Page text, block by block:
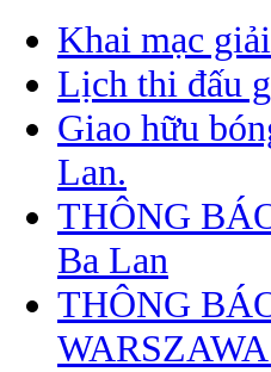
Khai mạc
Lịch thi đấu
Giao hữu
Lan.
THÔNG
Ba Lan
THÔNG